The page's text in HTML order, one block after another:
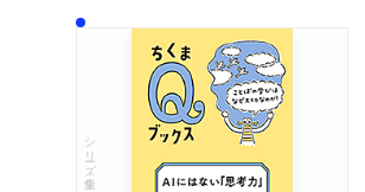
シリーズ・全集